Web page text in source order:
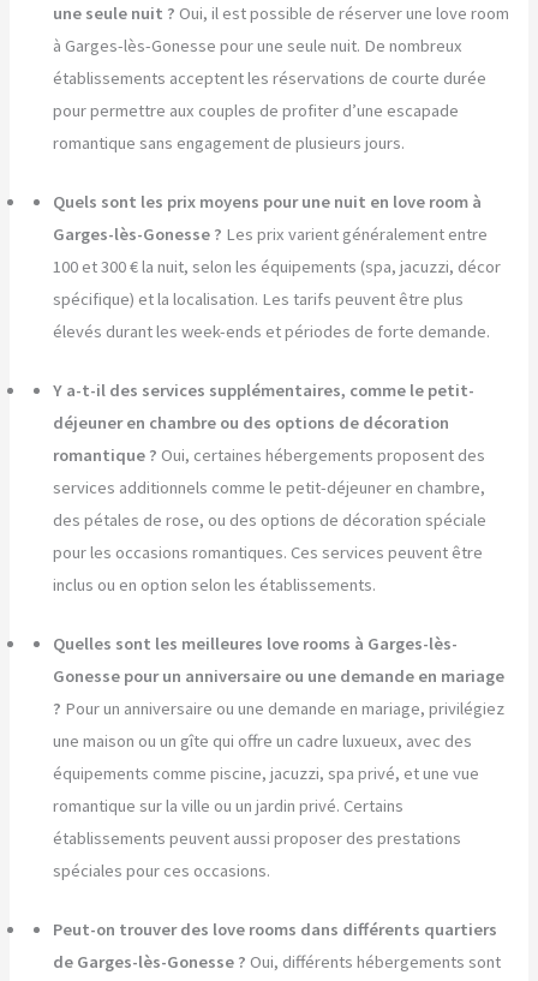
une seule nuit ? Oui, il est possible de réserver une love room
à Garges-lès-Gonesse pour une seule nuit. De nombreux
établissements acceptent les réservations de courte durée
pour permettre aux couples de profiter d’une escapade
romantique sans engagement de plusieurs jours.
Quels sont les prix moyens pour une nuit en love room à
Garges-lès-Gonesse ? Les prix varient généralement entre
100 et 300 € la nuit, selon les équipements (spa, jacuzzi, décor
spécifique) et la localisation. Les tarifs peuvent être plus
élevés durant les week-ends et périodes de forte demande.
Y a-t-il des services supplémentaires, comme le petit-
déjeuner en chambre ou des options de décoration
romantique ? Oui, certaines hébergements proposent des
services additionnels comme le petit-déjeuner en chambre,
des pétales de rose, ou des options de décoration spéciale
pour les occasions romantiques. Ces services peuvent être
inclus ou en option selon les établissements.
Quelles sont les meilleures love rooms à Garges-lès-
Gonesse pour un anniversaire ou une demande en mariage
? Pour un anniversaire ou une demande en mariage, privilégiez
une maison ou un gîte qui offre un cadre luxueux, avec des
équipements comme piscine, jacuzzi, spa privé, et une vue
romantique sur la ville ou un jardin privé. Certains
établissements peuvent aussi proposer des prestations
spéciales pour ces occasions.
Peut-on trouver des love rooms dans différents quartiers
de Garges-lès-Gonesse ? Oui, différents hébergements sont